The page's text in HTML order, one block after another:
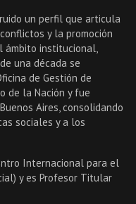
un perfil que articula
y la promoción
ámbito institucional,
una década se
de Gestión de
de la Nación y fue
Aires, consolidando
sociales y a los
Internacional para el
y es Profesor Titular